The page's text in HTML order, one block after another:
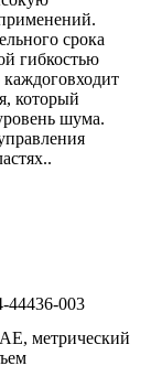
срока
гибкостью
который
шума.
44436-003
метрический